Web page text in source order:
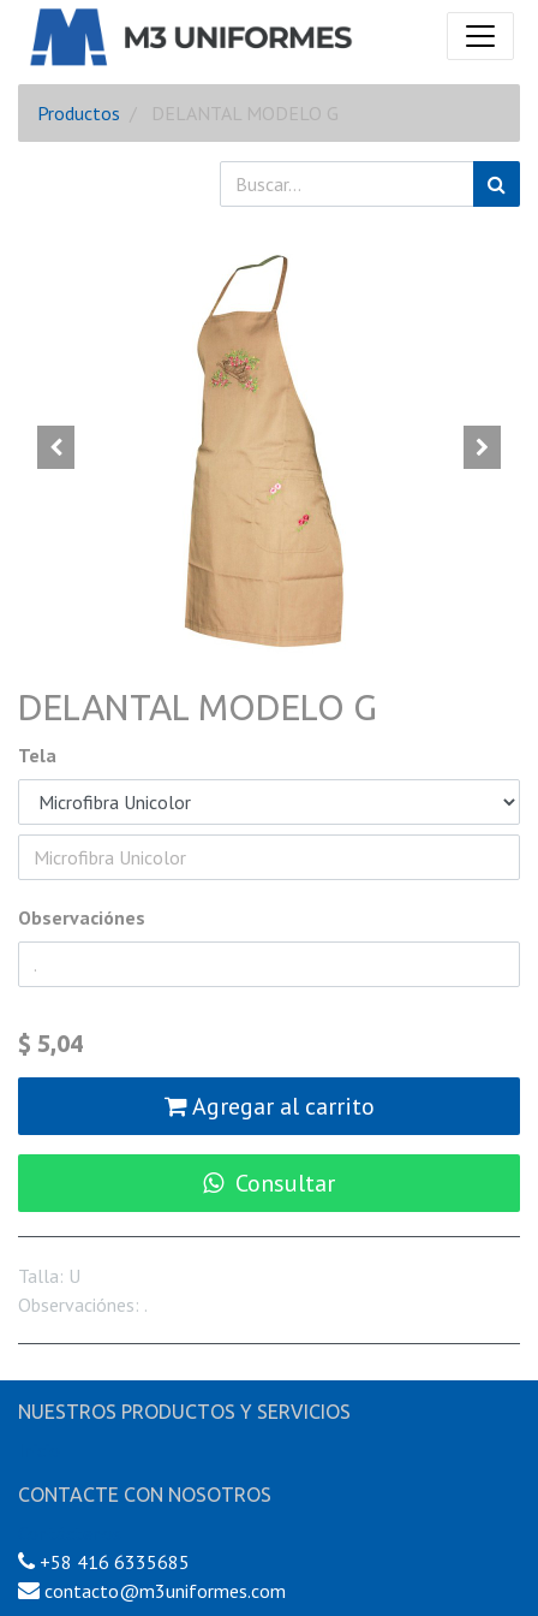
Productos DELANTAL MODELO G
DELANTAL MODELO G
Tela
Observaciónes
$ 5,04
Agregar al carrito
Consultar
Talla: U
Observaciónes: .
NUESTROS PRODUCTOS Y SERVICIOS
CONTACTE CON NOSOTROS
+58 416 6335685
contacto@m3uniformes.com